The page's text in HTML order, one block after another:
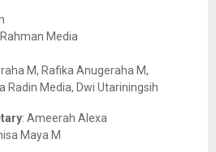
Media
M, Rafika Anugeraha M,
Radin Media, Dwi Utariningsih
: Ameerah Alexa
Maya M